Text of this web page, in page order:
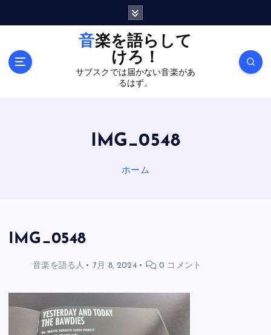
音楽を語らして
けろ！
サブスクでは届かない音楽があ
るはず。
IMG_0548
ホーム
IMG_0548
音楽を語る人 7月 8, 2024 0 コメント